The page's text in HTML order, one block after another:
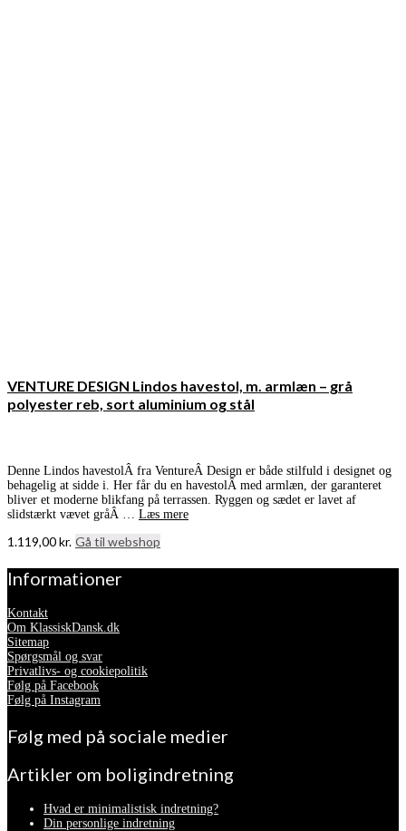
VENTURE DESIGN Lindos havestol, m. armlæn – grå
polyester reb, sort aluminium og stål
Denne Lindos havestolÂ fra VentureÂ Design er både stilfuld i designet og
behagelig at sidde i. Her får du en havestolÂ med armlæn, der garanteret
bliver et moderne blikfang på terrassen. Ryggen og sædet er lavet af
slidstærkt vævet gråÂ … Læs mere
1.119,00kr. Gå til webshop
Informationer
Kontakt
Om KlassiskDansk.dk
Sitemap
Spørgsmål og svar
Privatlivs- og cookiepolitik
Følg på Facebook
Følg på Instagram
Følg med på sociale medier
Artikler om boligindretning
Hvad er minimalistisk indretning?
Din personlige indretning